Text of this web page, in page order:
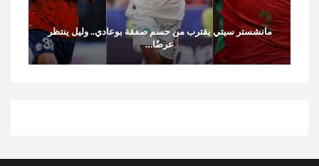
مانشستر سيتي يقترب من حسم صفقة بوعادي.. وليل ينتظر
عرضًا…